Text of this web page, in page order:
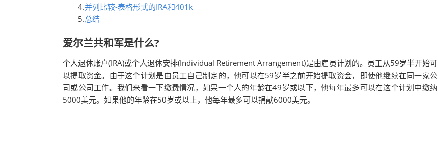
4.并列比较-表格形式的IRA和401k
5.总结
爱尔兰共和军是什么?
个人退休账户(IRA)或个人退休安排(Individual Retirement Arrangement)是由雇员计划的。员工从59岁半开始可
以提取资金。由于这个计划是由员工自己制定的，他可以在59岁半之前开始提取资金，即使他继续在同一家公
司或公司工作。我们来看一下缴费情况，如果一个人的年龄在49岁或以下，他每年最多可以在这个计划中缴纳
5000美元。如果他的年龄在50岁或以上，他每年最多可以捐献6000美元。